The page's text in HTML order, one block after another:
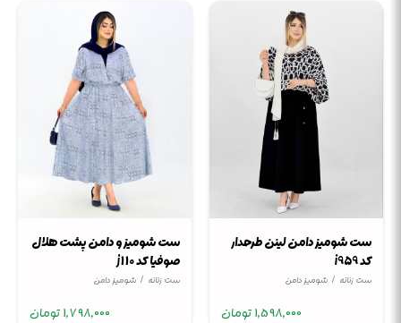
ست شومیز دامن لینن طرحدار
کد i959
ست زنانه شومیز دامن
1,598,000تومان
ست شومیز و دامن پشت هلال
صوفیا کد j110
ست زنانه شومیز دامن
1,798,000تومان